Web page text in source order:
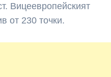
Вицеевропейският
от 230 точки.